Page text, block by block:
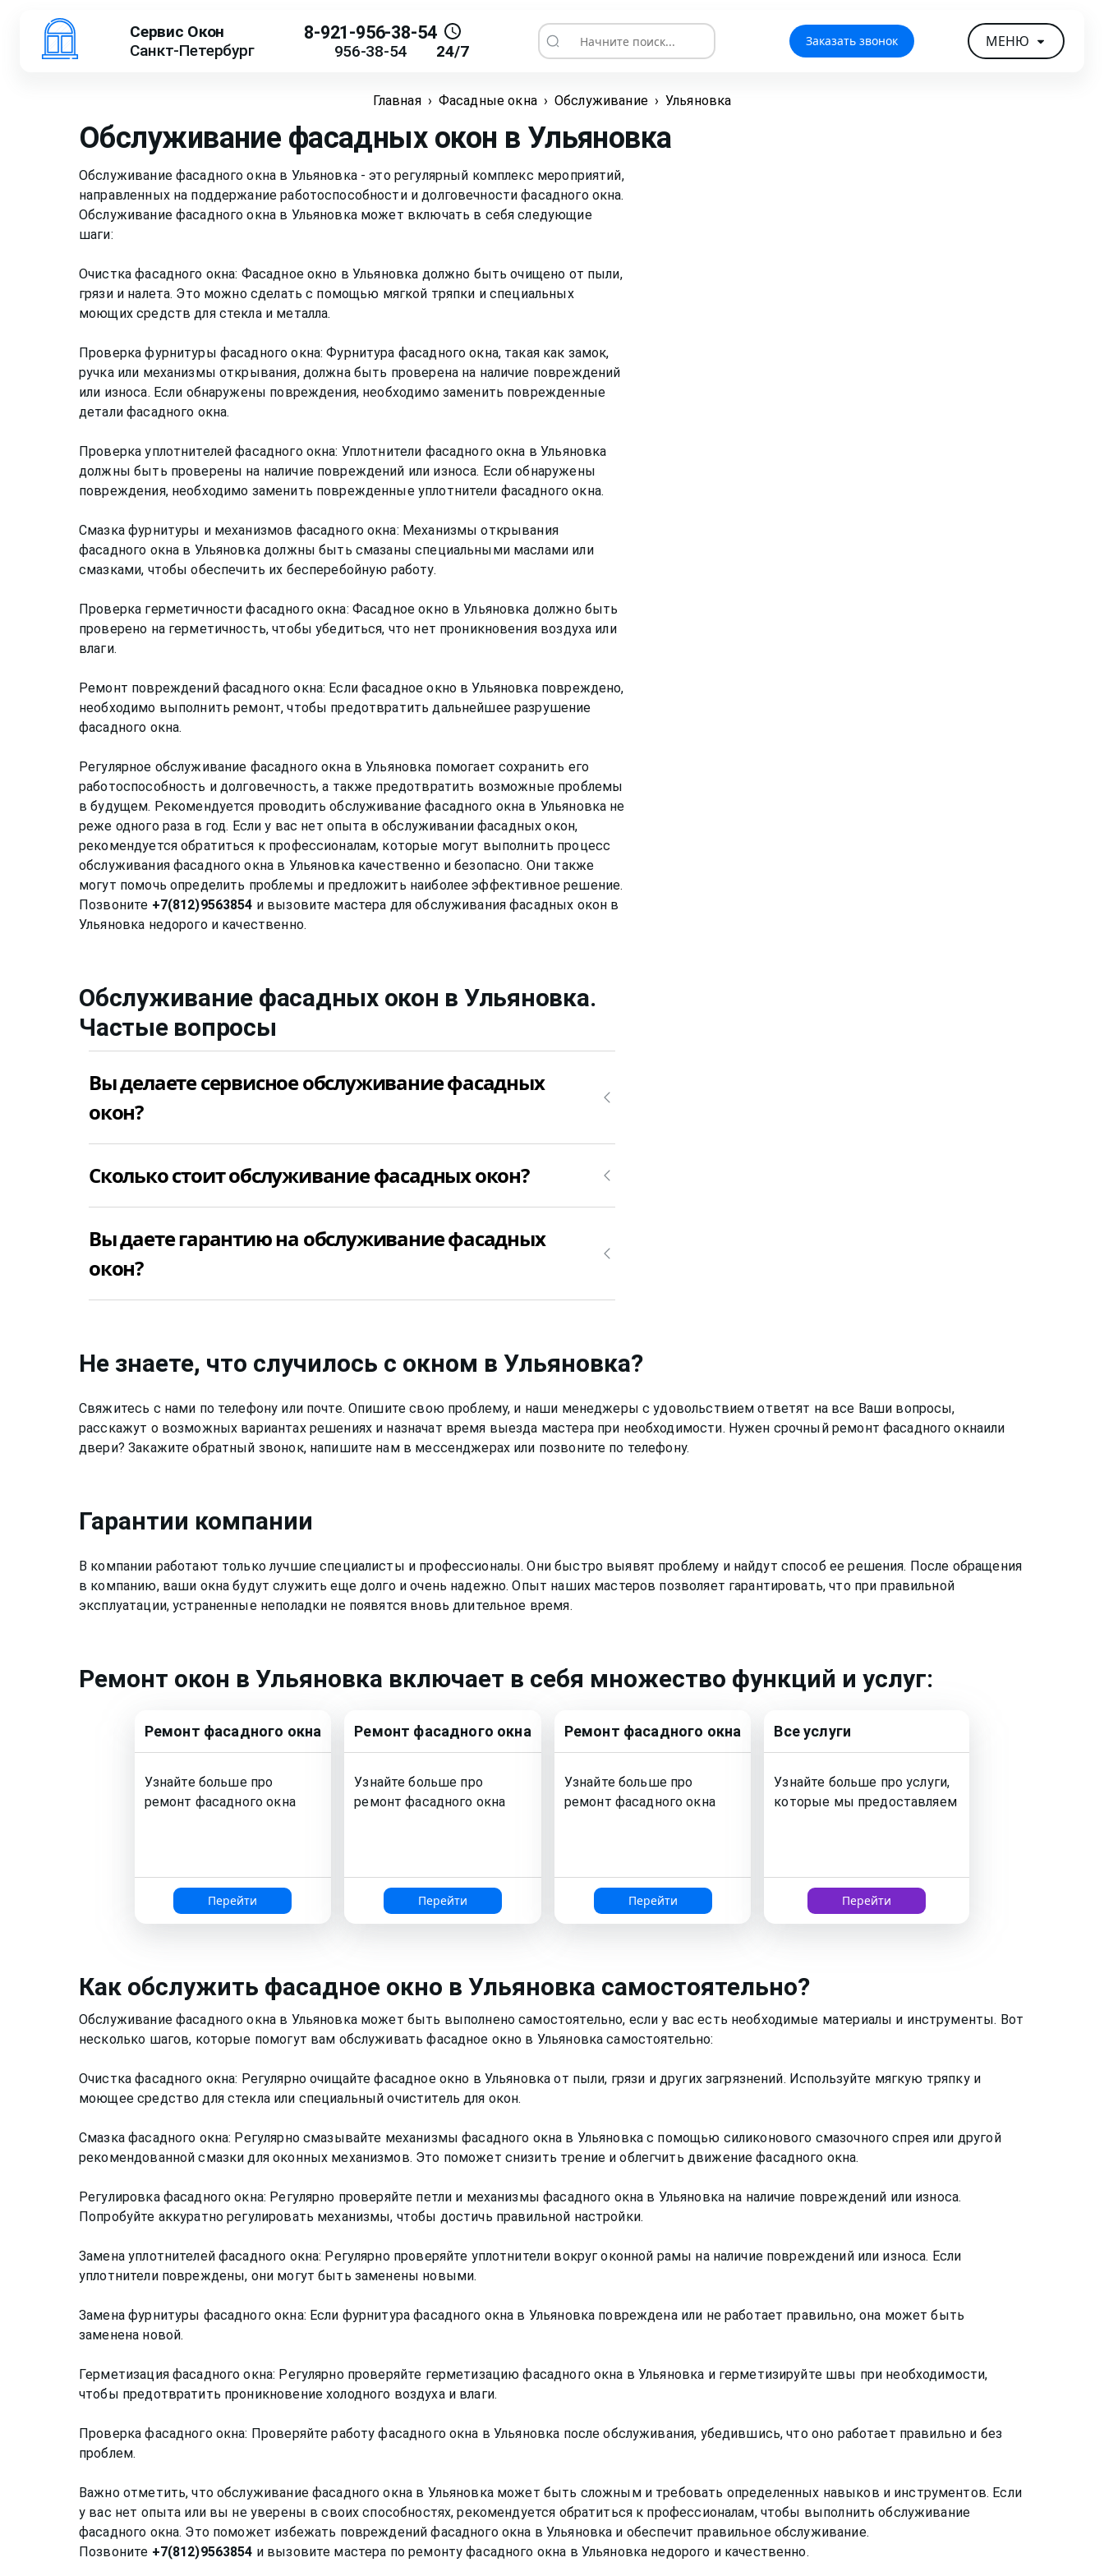
Сервис Окон
Санкт-Петербург
8-921-956-38-54
956-38-54 24/7 Начните поиск... Заказать звонок МЕНЮ
Главная › Фасадные окна › Обслуживание › Ульяновка
Обслуживание фасадных окон в Ульяновка
Обслуживание фасадного окна в Ульяновка - это регулярный комплекс мероприятий,
направленных на поддержание работоспособности и долговечности фасадного окна.
Обслуживание фасадного окна в Ульяновка может включать в себя следующие
шаги:
Очистка фасадного окна: Фасадное окно в Ульяновка должно быть очищено от пыли,
грязи и налета. Это можно сделать с помощью мягкой тряпки и специальных
моющих средств для стекла и металла.
Проверка фурнитуры фасадного окна: Фурнитура фасадного окна, такая как замок,
ручка или механизмы открывания, должна быть проверена на наличие повреждений
или износа. Если обнаружены повреждения, необходимо заменить поврежденные
детали фасадного окна.
Проверка уплотнителей фасадного окна: Уплотнители фасадного окна в Ульяновка
должны быть проверены на наличие повреждений или износа. Если обнаружены
повреждения, необходимо заменить поврежденные уплотнители фасадного окна.
Смазка фурнитуры и механизмов фасадного окна: Механизмы открывания
фасадного окна в Ульяновка должны быть смазаны специальными маслами или
смазками, чтобы обеспечить их бесперебойную работу.
Проверка герметичности фасадного окна: Фасадное окно в Ульяновка должно быть
проверено на герметичность, чтобы убедиться, что нет проникновения воздуха или
влаги.
Ремонт повреждений фасадного окна: Если фасадное окно в Ульяновка повреждено,
необходимо выполнить ремонт, чтобы предотвратить дальнейшее разрушение
фасадного окна.
Регулярное обслуживание фасадного окна в Ульяновка помогает сохранить его
работоспособность и долговечность, а также предотвратить возможные проблемы
в будущем. Рекомендуется проводить обслуживание фасадного окна в Ульяновка не
реже одного раза в год. Если у вас нет опыта в обслуживании фасадных окон,
рекомендуется обратиться к профессионалам, которые могут выполнить процесс
обслуживания фасадного окна в Ульяновка качественно и безопасно. Они также
могут помочь определить проблемы и предложить наиболее эффективное решение.
Позвоните +7(812)9563854 и вызовите мастера для обслуживания фасадных окон в
Обслуживание фасадных окон в Ульяновка.
Частые вопросы
Вы делаете сервисное обслуживание фасадных
окон?
+7(812)9563854 и вызовите мастера для сервисного обслуживания фасадных
окон в Ульяновка недорого и качественно.
Сколько стоит обслуживание фасадных окон?
Вы даете гарантию на обслуживание фасадных
окон?
Не знаете, что случилось с окном в Ульяновка?
Свяжитесь с нами по телефону или почте. Опишите свою проблему, и наши менеджеры с удовольствием ответят на все Ваши вопросы,
расскажут о возможных вариантах решениях и назначат время выезда мастера при необходимости. Нужен срочный ремонт фасадного окнаили
двери? Закажите обратный звонок, напишите нам в мессенджерах или позвоните по телефону.
Гарантии компании
В компании работают только лучшие специалисты и профессионалы. Они быстро выявят проблему и найдут способ ее решения. После обращения
в компанию, ваши окна будут служить еще долго и очень надежно. Опыт наших мастеров позволяет гарантировать, что при правильной
эксплуатации, устраненные неполадки не появятся вновь длительное время.
Ремонт окон в Ульяновка включает в себя множество функций и услуг:
Ремонт фасадного окна
Узнайте больше про
ремонт фасадного окна
Перейти
Ремонт фасадного окна
Узнайте больше про
ремонтфасадного окна
Перейти
Ремонт фасадного окна
Узнайте больше про
ремонт фасадного окна
Перейти
Все услуги
Узнайте больше про услуги,
которые мы предоставляем
Перейти
Как обслужить фасадное окно в Ульяновка самостоятельно?
Обслуживание фасадного окна в Ульяновка может быть выполнено самостоятельно, если у вас есть необходимые материалы и инструменты. Вот
несколько шагов, которые помогут вам обслуживать фасадное окно в Ульяновка самостоятельно:
Очистка фасадного окна: Регулярно очищайте фасадное окно в Ульяновка от пыли, грязи и других загрязнений. Используйте мягкую тряпку и
моющее средство для стекла или специальный очиститель для окон.
Смазка фасадного окна: Регулярно смазывайте механизмы фасадного окна в Ульяновка с помощью силиконового смазочного спрея или другой
рекомендованной смазки для оконных механизмов. Это поможет снизить трение и облегчить движение фасадного окна.
Регулировка фасадного окна: Регулярно проверяйте петли и механизмы фасадного окна в Ульяновка на наличие повреждений или износа.
Попробуйте аккуратно регулировать механизмы, чтобы достичь правильной настройки.
Замена уплотнителей фасадного окна: Регулярно проверяйте уплотнители вокруг оконной рамы на наличие повреждений или износа. Если
уплотнители повреждены, они могут быть заменены новыми.
Замена фурнитуры фасадного окна: Если фурнитура фасадного окна в Ульяновка повреждена или не работает правильно, она может быть
заменена новой.
Герметизация фасадного окна: Регулярно проверяйте герметизацию фасадного окна в Ульяновка и герметизируйте швы при необходимости,
чтобы предотвратить проникновение холодного воздуха и влаги.
Проверка фасадного окна: Проверяйте работу фасадного окна в Ульяновка после обслуживания, убедившись, что оно работает правильно и без
проблем.
Важно отметить, что обслуживание фасадного окна в Ульяновка может быть сложным и требовать определенных навыков и инструментов. Если
у вас нет опыта или вы не уверены в своих способностях, рекомендуется обратиться к профессионалам, чтобы выполнить обслуживание
фасадного окна. Это поможет избежать повреждений фасадного окна в Ульяновка и обеспечит правильное обслуживание.
Позвоните +7(812)9563854